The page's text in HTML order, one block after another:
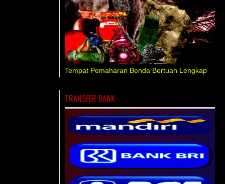
Tempat Pemaharan Benda Bertuah Lengkap
TRANSFER BANK